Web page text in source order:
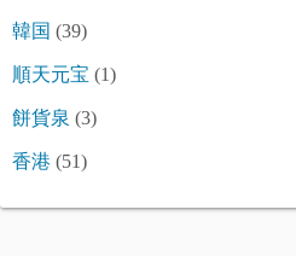
韓国 (39)
順天元宝 (1)
餅貨泉 (3)
香港 (51)